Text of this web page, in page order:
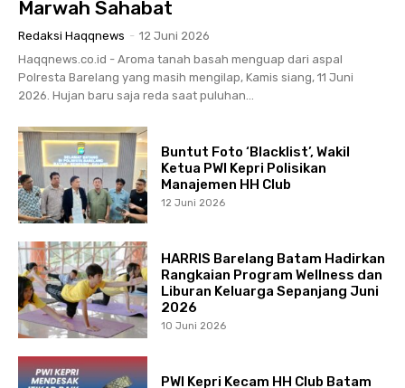
Marwah Sahabat
Redaksi Haqqnews - 12 Juni 2026
Haqqnews.co.id - Aroma tanah basah menguap dari aspal
Polresta Barelang yang masih mengilap, Kamis siang, 11 Juni
2026. Hujan baru saja reda saat puluhan...
Buntut Foto ‘Blacklist’, Wakil
Ketua PWI Kepri Polisikan
Manajemen HH Club
12 Juni 2026
HARRIS Barelang Batam Hadirkan
Rangkaian Program Wellness dan
Liburan Keluarga Sepanjang Juni
2026
10 Juni 2026
PWI Kepri Kecam HH Club Batam